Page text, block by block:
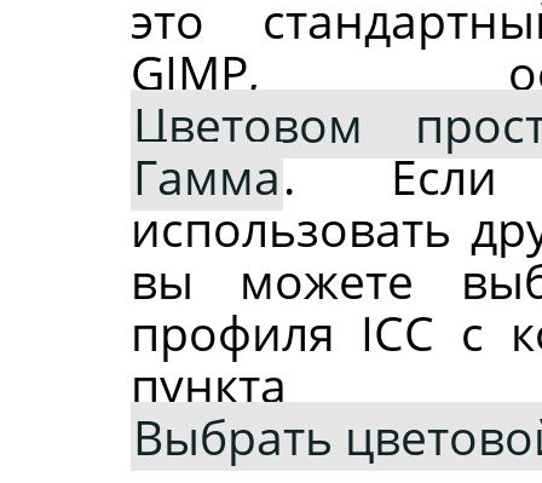
это
GIMP,
Цветовом
Гамма. Если
использовать
вы можете
профиля ICC с
пункта
Выбрать